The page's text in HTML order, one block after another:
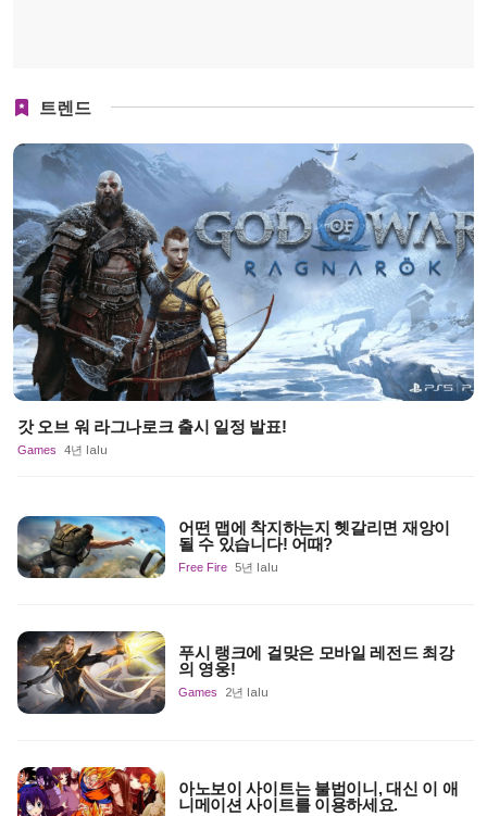
트렌드
갓 오브 워 라그나로크 출시 일정 발표!
Games 4년 lalu
어떤 맵에 착지하는지 헷갈리면 재앙이
될 수 있습니다! 어때?
Free Fire 5년 lalu
푸시 랭크에 걸맞은 모바일 레전드 최강
의 영웅!
Games 2년 lalu
아노보이 사이트는 불법이니, 대신 이 애
니메이션 사이트를 이용하세요.